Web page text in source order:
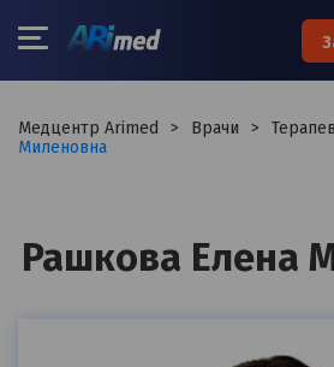
Медцентр Arimed > Врачи >
Миленовна
Рашкова Елена
Запишитесь на